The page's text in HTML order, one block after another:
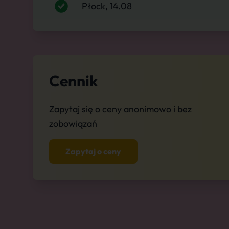
Płock, 14.08
Cennik
Zapytaj się o ceny anonimowo i bez
zobowiązań
Zapytaj o ceny